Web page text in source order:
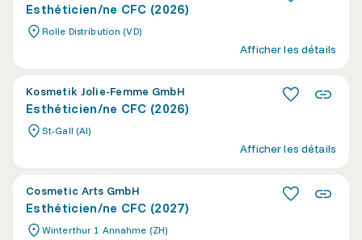
Esthéticien/ne CFC (2026)
Rolle Distribution (VD)
Afficher les détails
Kosmetik Jolie-Femme GmbH
Esthéticien/ne CFC (2026)
St-Gall (AI)
Afficher les détails
Cosmetic Arts GmbH
Esthéticien/ne CFC (2027)
Winterthur 1 Annahme (ZH)